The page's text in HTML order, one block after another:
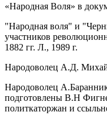
«Народная Воля» в
"Народная воля" и
участников
1882 гг. Л., 1989 г.
Народоволец А.Д.
Народоволец
подготовлены В.Н
политкаторжан и